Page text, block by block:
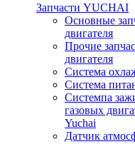
Запчасти YUCHAI
Основные
двигателя
Прочие
двигателя
Система
Система
Системпа
газовых
Yuchai
Датчик